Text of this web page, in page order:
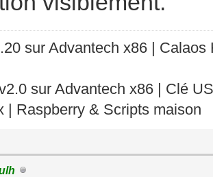
sur Advantech x86 |
sur Advantech x86 | Clé
| Raspberry & Scripts maison